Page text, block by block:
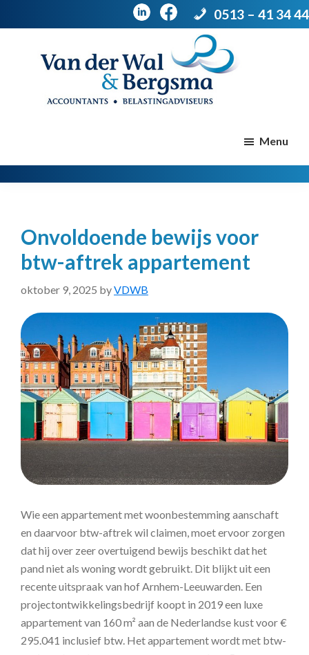
0513 – 41 34 44
Menu
Onvoldoende bewijs voor
btw-aftrek appartement
oktober 9, 2025 byVDWB
Wie een appartement met woonbestemming aanschaft
en daarvoor btw-aftrek wil claimen, moet ervoor zorgen
dat hij over zeer overtuigend bewijs beschikt dat het
pand niet als woning wordt gebruikt. Dit blijkt uit een
recente uitspraak van hof Arnhem-Leeuwarden. Een
projectontwikkelingsbedrijf koopt in 2019 een luxe
appartement van 160 m² aan de Nederlandse kust voor €
295.041 inclusief btw. Het appartement wordt met btw-